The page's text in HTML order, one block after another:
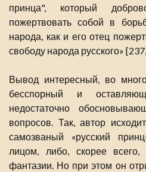
принца", который
пожертвовать собой в
народа, как и его отец
свободу народа русского»
Вывод интересный, во
бесспорный и
недостаточно
вопросов. Так, автор
самозваный «русский
лицом, либо, скорее
фантазии. Но при этом он